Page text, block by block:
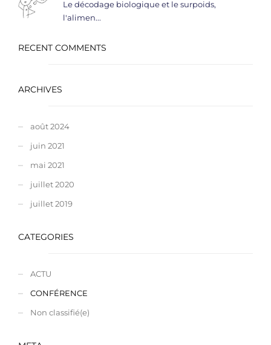
Le décodage biologique et le surpoids,
l'alimen...
RECENT COMMENTS
ARCHIVES
août 2024
juin 2021
mai 2021
juillet 2020
juillet 2019
CATEGORIES
ACTU
CONFÉRENCE
Non classifié(e)